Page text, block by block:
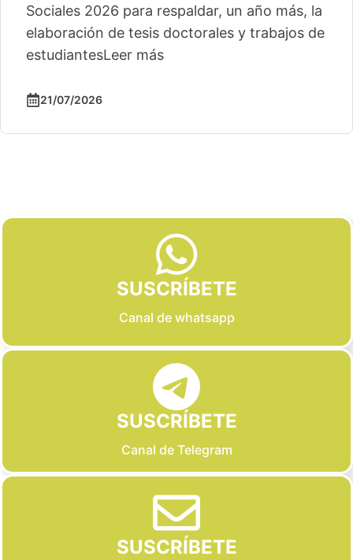
Sociales 2026 para respaldar, un año más, la
elaboración de tesis doctorales y trabajos de
estudiantesLeer más
21/07/2026
SUSCRÍBETE
Canal de whatsapp
SUSCRÍBETE
Canal de Telegram
SUSCRÍBETE